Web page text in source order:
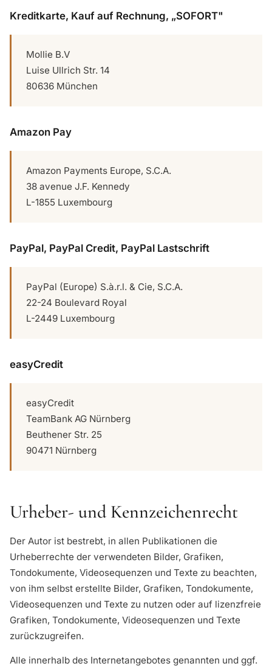
Kreditkarte, Kauf auf Rechnung, „SOFORT"
Mollie B.V
Luise Ullrich Str. 14
80636 München
Amazon Pay
Amazon Payments Europe, S.C.A.
38 avenue J.F. Kennedy
L-1855 Luxembourg
PayPal, PayPal Credit, PayPal Lastschrift
PayPal (Europe) S.à.r.l. & Cie, S.C.A.
22-24 Boulevard Royal
L-2449 Luxembourg
easyCredit
easyCredit
TeamBank AG Nürnberg
Beuthener Str. 25
90471 Nürnberg
Urheber- und Kennzeichenrecht
Der Autor ist bestrebt, in allen Publikationen die
Urheberrechte der verwendeten Bilder, Grafiken,
Tondokumente, Videosequenzen und Texte zu beachten,
von ihm selbst erstellte Bilder, Grafiken, Tondokumente,
Videosequenzen und Texte zu nutzen oder auf lizenzfreie
Grafiken, Tondokumente, Videosequenzen und Texte
zurückzugreifen.
Alle innerhalb des Internetangebotes genannten und ggf.